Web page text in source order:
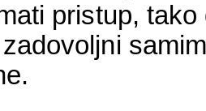
pristup,